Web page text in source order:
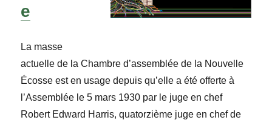
e
La masse
actuelle de la Chambre d’assemblée de la Nouvelle
Écosse est en usage depuis qu’elle a été offerte à
l’Assemblée le 5 mars 1930 par le juge en chef
Robert Edward Harris, quatorzième juge en chef de